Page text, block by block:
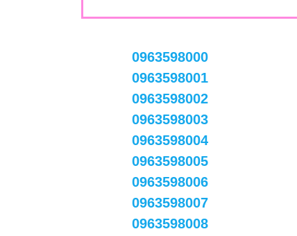
0963598000
0963598001
0963598002
0963598003
0963598004
0963598005
0963598006
0963598007
0963598008